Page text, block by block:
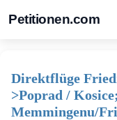
Petitionen.com
Direktflüge
>Poprad /
Memmingenu/